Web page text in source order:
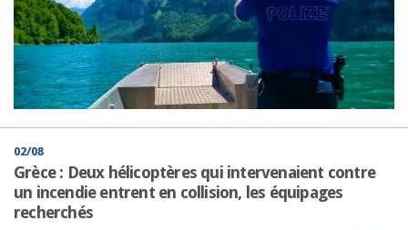
02/08
Grèce : Deux hélicoptères qui intervenaient contre
un incendie entrent en collision, les équipages
recherchés